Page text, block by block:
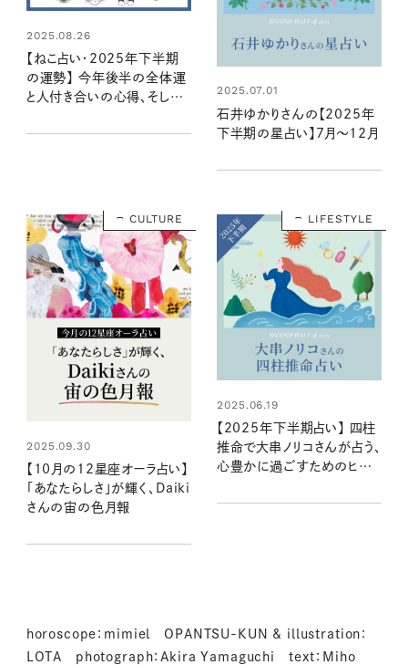
2025.08.26
【ねこ占い・2025年下半期
の運勢】 今年後半の全体運
と人付き合いの心得、そして
2025.07.01
石井ゆかりさんの【2025年
下半期の星占い】7月～12月
CULTURE
2025.09.30
【10月の12星座オーラ占い】
「あなたらしさ」が輝く、Daiki
さんの宙の色月報
LIFESTYLE
2025.06.19
【2025年下半期占い】 四柱
推命で大串ノリコさんが占う、
心豊かに過ごすためのヒント
horoscope：mimiel OPANTSU-KUN & illustration：
LOTA photograph：Akira Yamaguchi text：Miho